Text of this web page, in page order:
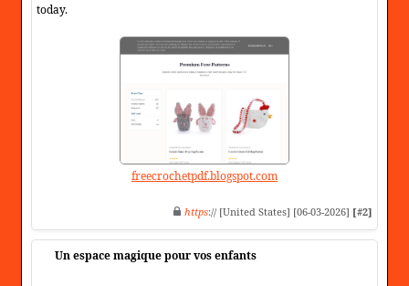
today.
freecrochetpdf.blogspot.com
https:// [United States] [06-03-2026] [#2]
Un espace magique pour vos enfants